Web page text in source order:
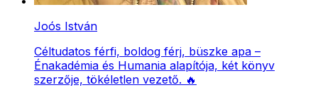
Joós István
Céltudatos férfi, boldog férj, büszke apa –
Énakadémia és Humania alapítója, két könyv
szerzője, tökéletlen vezető. 🔥